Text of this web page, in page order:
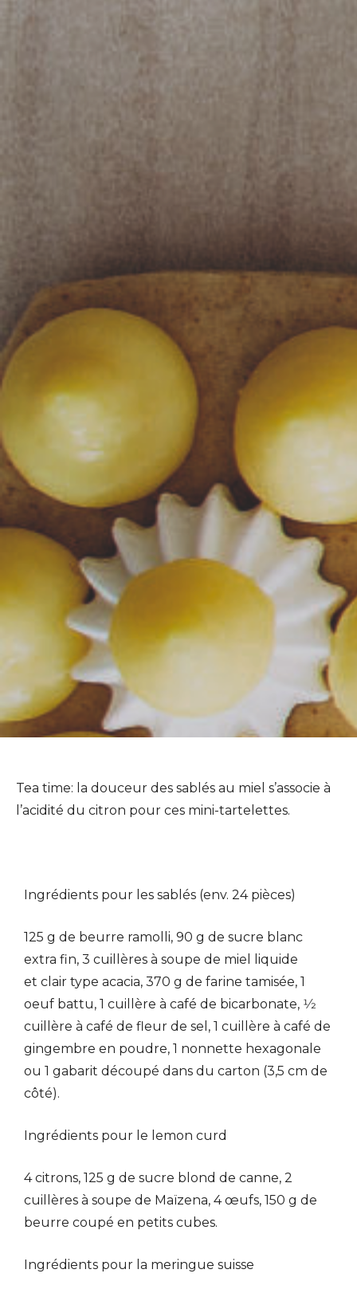
Tea time: la douceur des sablés au miel s’associe à
l’acidité du citron pour ces mini-tartelettes.
Ingrédients pour les sablés (env. 24 pièces)
125 g de beurre ramolli, 90 g de sucre blanc
extra fin, 3 cuillères à soupe de miel liquide
et clair type acacia, 370 g de farine tamisée, 1
oeuf battu, 1 cuillère à café de bicarbonate, 1⁄2
cuillère à café de fleur de sel, 1 cuillère à café de
gingembre en poudre, 1 nonnette hexagonale
ou 1 gabarit découpé dans du carton (3,5 cm de
côté).
Ingrédients pour le lemon curd
4 citrons, 125 g de sucre blond de canne, 2
cuillères à soupe de Maïzena, 4 œufs, 150 g de
beurre coupé en petits cubes.
Ingrédients pour la meringue suisse